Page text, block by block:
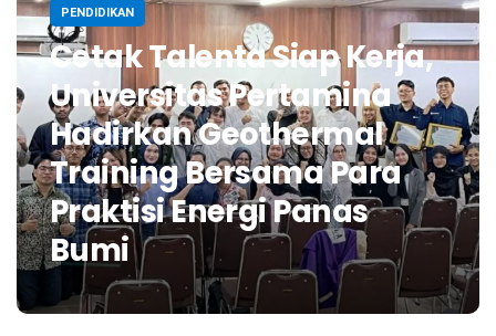
PENDIDIKAN
Cetak Talenta Siap Kerja,
Universitas Pertamina
Hadirkan Geothermal
Training Bersama Para
Praktisi Energi Panas
Bumi